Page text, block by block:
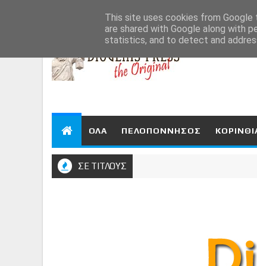
ΟΛΑ ΠΕΛΟΠΟΝΝΗΣΟΣ
ΣΕ ΤΙΤΛΟΥΣ
This site uses cookies from
are shared with Google along with
statistics, and to detect and